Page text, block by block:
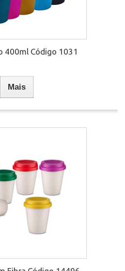
400ml Código 1031
Mais